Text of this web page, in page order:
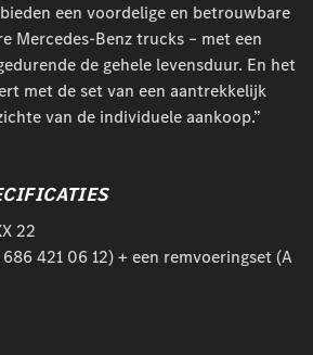
een voordelige en betrouwbare
Mercedes-Benz trucks – met een
de gehele levensduur. En het
met de set van een aantrekkelijk
van de individuele aankoop.”
22
421 06 12) + een remvoeringset (A